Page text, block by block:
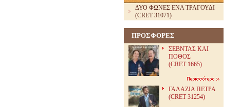
ΔΥΟ ΦΩΝΕΣ ΕΝΑ ΤΡΑΓΟΥΔΙ
(CRET 31071)
ΠΡΟΣΦΟΡΕΣ
ΣΕΒΝΤΑΣ ΚΑΙ
ΠΟΘΟΣ
(CRET 1665)
ΓΑΛΑΖΙΑ ΠΕΤΡΑ
(CRET 31254)